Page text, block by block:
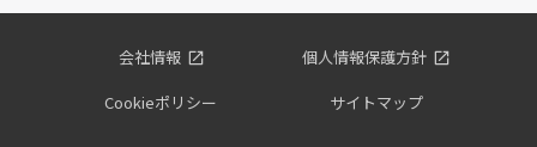
会社情報
個人情報保護方針
Cookieポリシー
サイトマップ